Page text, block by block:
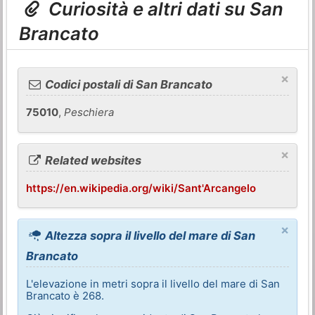
Curiosità e altri dati su San
Brancato
×
Codici postali di San Brancato
75010,Peschiera
×
Related websites
https://en.wikipedia.org/wiki/Sant'Arcangelo
×
Altezza sopra il livello del mare di San
Brancato
L'elevazione in metri sopra il livello del mare di San
Brancato è 268.